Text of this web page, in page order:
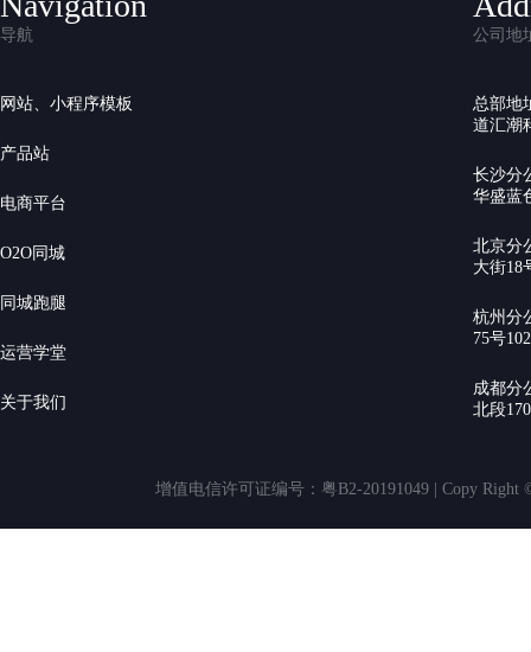
导航
网站、小程序模板
产品站
电商平台
O2O同城
同城跑腿
运营学堂
关于我们
公司地
总部地
道汇潮
长沙分
华盛蓝
北京分
大街18
杭州分
75号
成都分
北段
增值电信许可证编号：粤B2-20191049 | Copy